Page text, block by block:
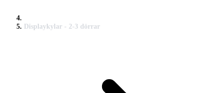
Displaykylar - 2-3 dörrar